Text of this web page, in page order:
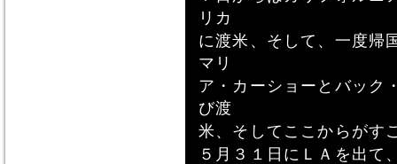
リカ
に渡米、そして、一度帰
マリ
ア・カーショーとバック
び渡
米、そしてここからがす
５月３１日にＬＡを出て